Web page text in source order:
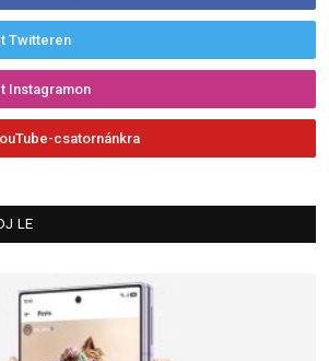
Twitteren
Instagramon
csatornánkra
LE